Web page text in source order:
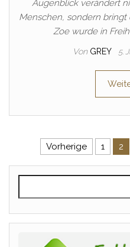
Augenblick verändert
Menschen, sondern bringt
Zoe wurde in
Von GREY 5.
Vorherige 1 2